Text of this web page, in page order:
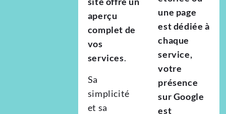
aperçu
complet de
vos
services.
Sa
simplicité
et sa
une page
est dédiée à
chaque
service,
votre
présence
sur Google
est